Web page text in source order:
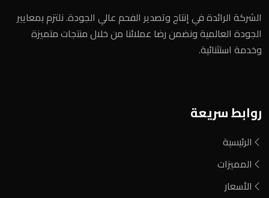
الشركة الرائدة في إنتاج وتصدير الفحم عالي الجودة. نلتزم بمعايير
الجودة العالمية ونضمن رضا عملائنا من خلال منتجات متميزة
وخدمة استثنائية.
روابط سريعة
الرئيسية
المميزات
الأسعار